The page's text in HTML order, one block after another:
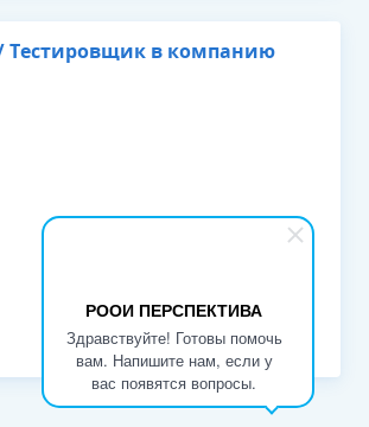
РООИ ПЕРСПЕКТИВА
Здравствуйте! Готовы помочь
вам. Напишите нам, если у
вас появятся вопросы.
Тестировщик в компанию